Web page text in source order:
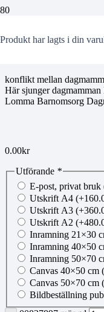
Produkt har lagts i din
konflikt mellan
Här sjunger
Lomma Barnomsorg
0.00kr
Utförande *
E-post, privat bruk
Utskrift A4 (+
Utskrift A3 (+
Utskrift A2 (+
Inramning 21×30
Inramning 40×50
Inramning 50×70
Canvas 40×50 cm
Canvas 50×70 cm
Bildbeställning